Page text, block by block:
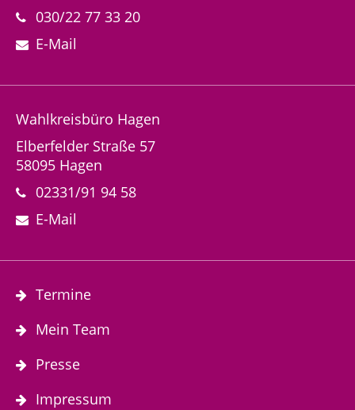
030/22 77 33 20
E-Mail
Wahlkreisbüro Hagen
Elberfelder Straße 57
58095 Hagen
02331/91 94 58
E-Mail
Termine
Mein Team
Presse
Impressum